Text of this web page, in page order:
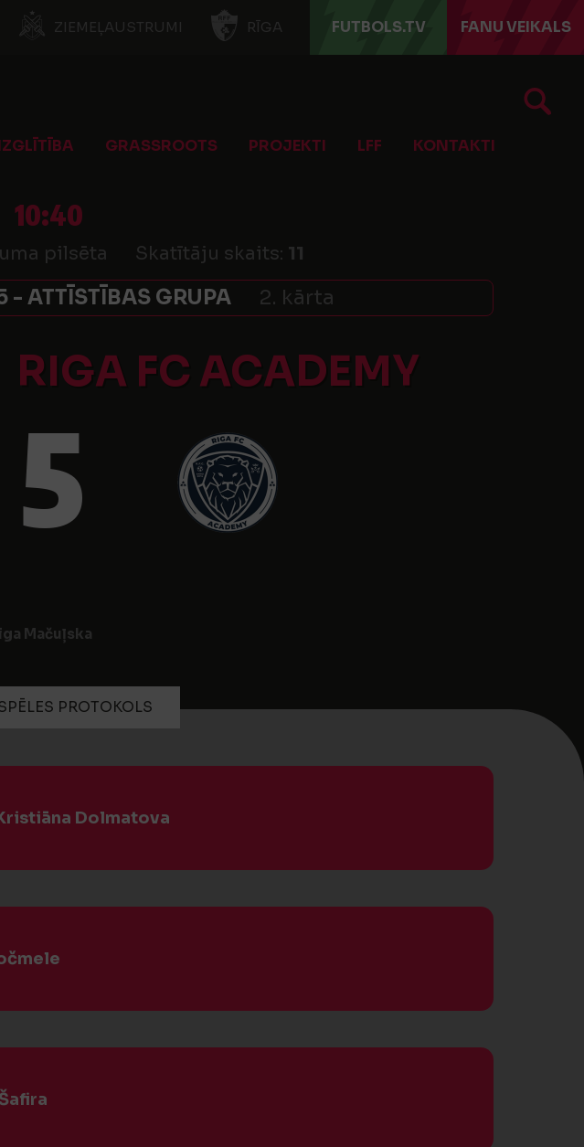
ZIEMEĻAUSTRUMI RĪGA FUTBOLS.TV FANU VEIKALS
GRASSROOTS PROJEKTI LFF KONTAKTI
10:40
pilsēta Skatītāju skaits: 11
- ATTĪSTĪBAS GRUPA 2. kārta
RIGA FC ACADEMY
5
Mačuļska
PROTOKOLS
Dolmatova